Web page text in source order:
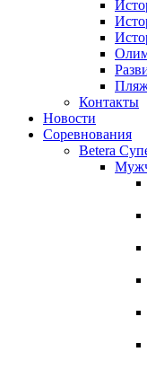
Контакты
Новости
Соревнования
Betera